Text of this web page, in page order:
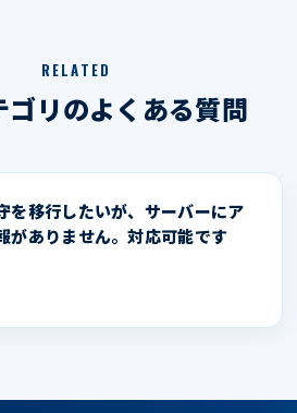
RELATED
ゴリのよくある質問
を移行したいが、サーバーにア
がありません。対応可能です